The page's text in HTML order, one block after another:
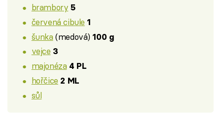
brambory 5
červená cibule 1
šunka(medová) 100 g
vejce 3
majonéza 4 PL
hořčice 2 ML
sůl